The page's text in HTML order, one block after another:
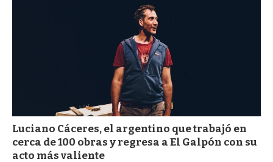
Luciano Cáceres, el argentino que trabajó en
cerca de 100 obras y regresa a El Galpón con su
acto más valiente